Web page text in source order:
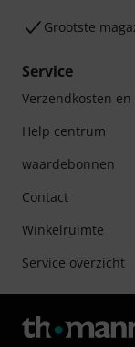
Grootste
Service
Verzendkosten
Help centrum
waardebonnen
Contact
Winkelruimte
Service overzicht